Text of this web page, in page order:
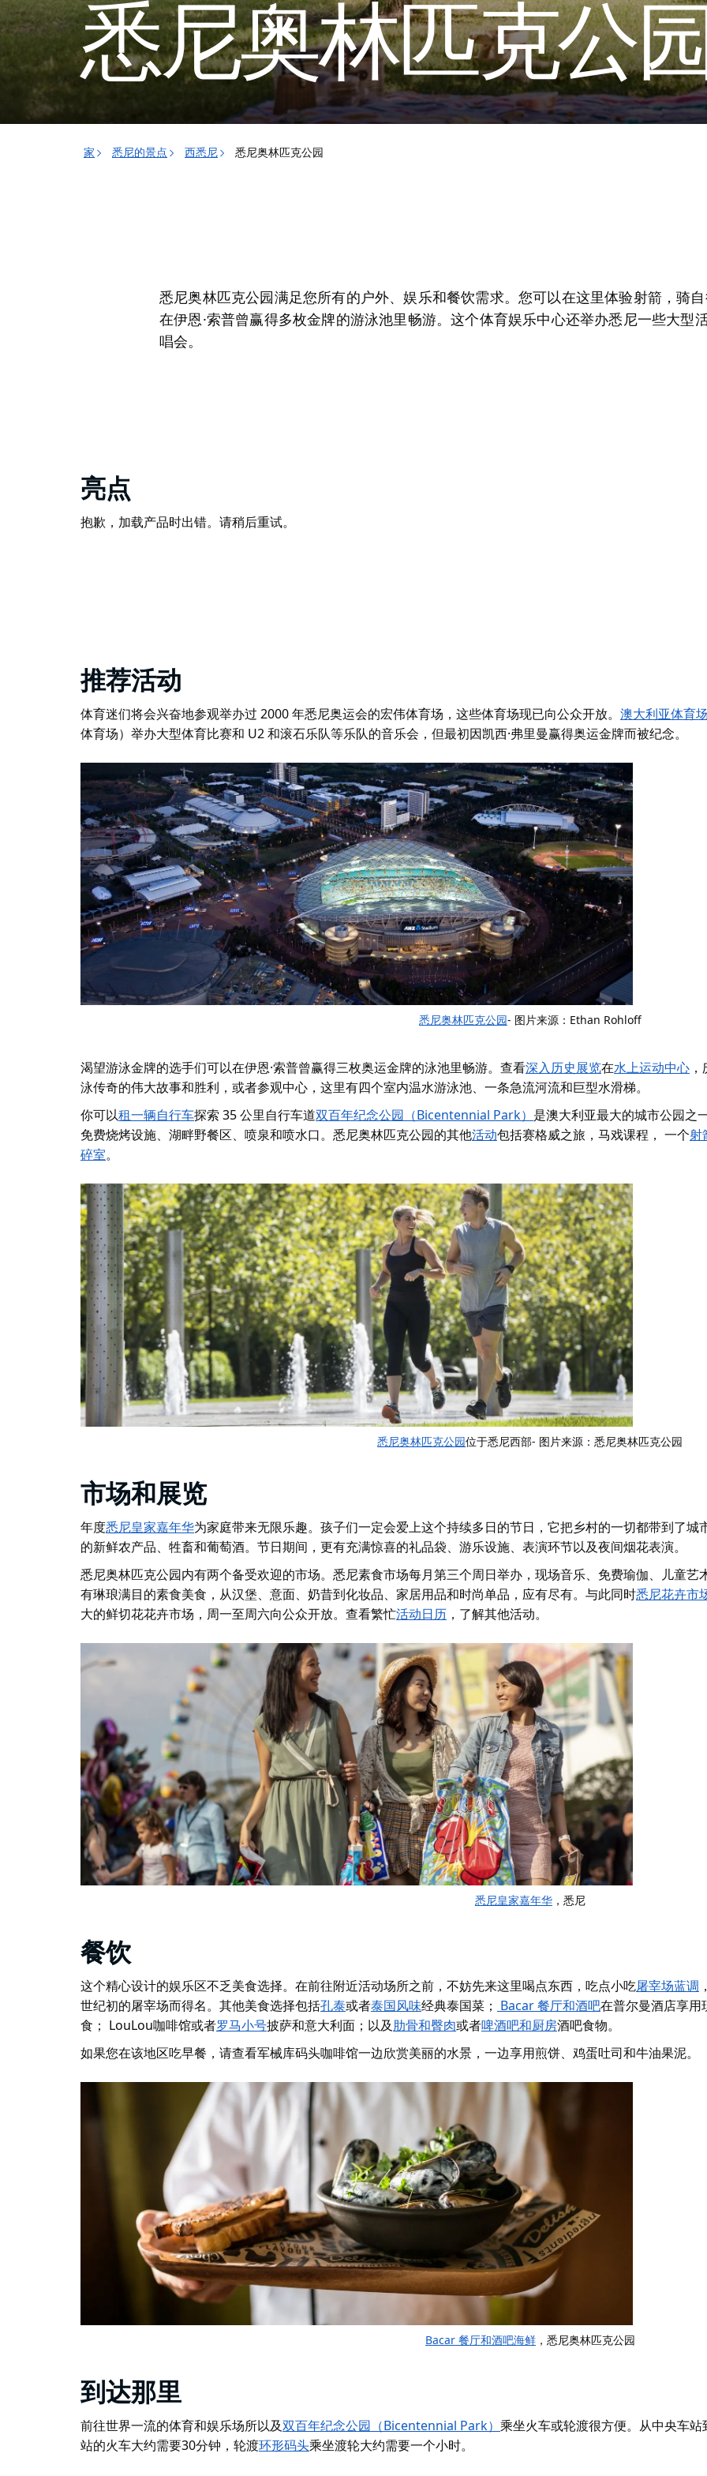
悉尼奥林匹克公
家 悉尼的景点 西悉尼 悉尼奥林匹克公园
悉尼奥林匹克公园满足您所有的户外、娱乐和餐饮需求。您可以在这里体验射箭，骑
在伊恩·索普曾赢得多枚金牌的游泳池里畅游。这个体育娱乐中心还举办悉尼一些大型
唱会。
亮点
抱歉，加载产品时出错。请稍后重试。
推荐活动
体育迷们将会兴奋地参观举办过 2000 年悉尼奥运会的宏伟体育场，这些体育场现已向公众开放。 澳大利亚体育场
体育场）举办大型体育比赛和 U2 和滚石乐队等乐队的音乐会，但最初因凯西·弗里曼赢得奥运金牌而被纪念。
悉尼奥林匹克公园- 图片来源：Ethan Rohloff
渴望游泳金牌的选手们可以在伊恩·索普曾赢得三枚奥运金牌的泳池里畅游。查看深入历史展览在水上运动中心
泳传奇的伟大故事和胜利，或者参观中心，这里有四个室内温水游泳池、一条急流河流和巨型水滑梯。
你可以租一辆自行车探索 35 公里自行车道双百年纪念公园（Bicentennial Park） 是澳大利亚最大的城市公园之
免费烧烤设施、湖畔野餐区、喷泉和喷水口。 悉尼奥林匹克公园的其他活动包括赛格威之旅 ， 马戏课程 ， 一个射
碎室。
悉尼奥林匹克公园位于悉尼西部- 图片来源：悉尼奥林匹克公园
市场和展览
年度悉尼皇家嘉年华为家庭带来无限乐趣。孩子们一定会爱上这个持续多日的节日，它把乡村的一切都带到了城
的新鲜农产品、牲畜和葡萄酒。节日期间，更有充满惊喜的礼品袋、游乐设施、表演环节以及夜间烟花表演。
悉尼奥林匹克公园内有两个备受欢迎的市场。 悉尼素食市场每月第三个周日举办，现场音乐、免费瑜伽、儿童艺
有琳琅满目的素食美食，从汉堡、意面、奶昔到化妆品、家居用品和时尚单品，应有尽有。与此同时悉尼花卉市
大的鲜切花花卉市场，周一至周六向公众开放。 查看繁忙活动日历 ，了解其他活动。
悉尼皇家嘉年华，悉尼
餐饮
这个精心设计的娱乐区不乏美食选择。在前往附近活动场所之前，不妨先来这里喝点东西，吃点小吃屠宰场蓝调
世纪初的屠宰场而得名。其他美食选择包括孔泰或者泰国风味经典泰国菜； Bacar 餐厅和酒吧在普尔曼酒店享用
食； LouLou咖啡馆或者罗马小号披萨和意大利面；以及肋骨和臀肉或者啤酒吧和厨房酒吧食物。
如果您在该地区吃早餐，请查看军械库码头咖啡馆一边欣赏美丽的水景，一边享用煎饼、鸡蛋吐司和牛油果泥。
Bacar 餐厅和酒吧海鲜，悉尼奥林匹克公园
到达那里
前往世界一流的体育和娱乐场所以及双百年纪念公园（Bicentennial Park） 乘坐火车或轮渡很方便。从中央车站
站的火车大约需要30分钟，轮渡环形码头乘坐渡轮大约需要一个小时。